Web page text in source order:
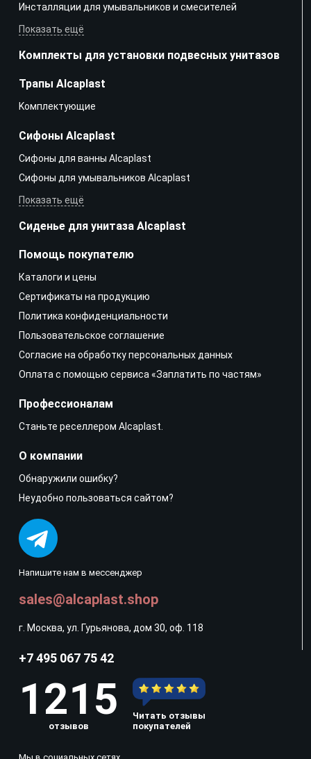
Инсталляции для умывальников и смесителей
Показать ещё
Комплекты для установки подвесных унитазов
Трапы Alcaplast
Kомплектующие
Сифоны Alcaplast
Сифоны для ванны Alcaplast
Сифоны для умывальников Alcaplast
Показать ещё
Сиденье для унитаза Alcaplast
Напишите нам в мессенджер
sales@alcaplast.shop
г. Москва, ул. Гурьянова, дом 30, оф. 118
Помощь покупателю
Каталоги и цены
Сертификаты на продукцию
Политика конфиденциальности
Пользовательское соглашение
Согласие на обработку персональных данных
Оплата с помощью сервиса «Заплатить по частям»
Профессионалам
Станьте реселлером Alcaplast.
О компании
Обнаружили ошибку?
Неудобно пользоваться сайтом?
+7 495 067 75 42
1215
отзывов
Читать отзывы
покупателей